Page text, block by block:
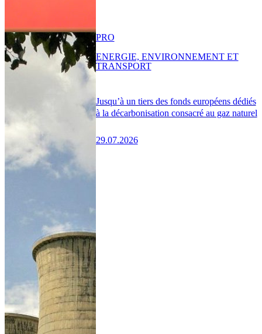
Jusqu’à un tiers des fonds européens dédiés
à la décarbonisation consacré au gaz naturel
29.07.2026
PRO
ENERGIE, ENVIRONNEMENT ET
TRANSPORT